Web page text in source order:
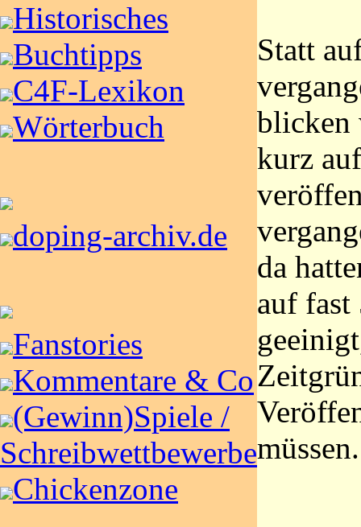
Historisches
Buchtipps
C4F-Lexikon
Wörterbuch
doping-archiv.de
Fanstories
Kommentare & Co
(Gewinn)Spiele /
Schreibwettbewerbe
Chickenzone
Statt
blicken
kurz
da
auf fast
müssen.